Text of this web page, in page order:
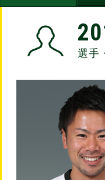
選手